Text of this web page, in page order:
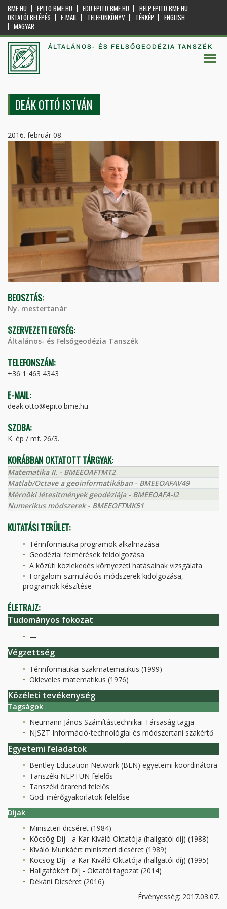
BME.HU EPITO.BME.HU EDU.EPITO.BME.HU
HELP.EPITO.BME.HU
OKTATÓI BELÉPÉS
E-MAIL TELEFONKÖNYV TÉRKÉP
ENGLISH
MAGYAR
ÁLTALÁNOS- ÉS FELSŐGEODÉZIA TANSZÉK
DEÁK OTTÓ ISTVÁN
2016. február 08.
BEOSZTÁS:
Ny. mestertanár
SZERVEZETI EGYSÉG:
Általános- és Felsőgeodézia Tanszék
TELEFONSZÁM:
+36 1 463 4343
E-MAIL:
deak.otto@epito.bme.hu
SZOBA:
K. ép / mf. 26/3.
KORÁBBAN OKTATOTT TÁRGYAK:
Matematika II. - BMEEOAFTMT2
Matlab/Octave a geoinformatikában - BMEEOAFAV49
Mérnöki létesítmények geodéziája - BMEEOAFA-I2
Numerikus módszerek - BMEEOFTMK51
KUTATÁSI TERÜLET:
Térinformatika programok alkalmazása
Geodéziai felmérések feldolgozása
A közúti közlekedés környezeti hatásainak vizsgálata
Forgalom-szimulációs módszerek kidolgozása,
programok készítése
ÉLETRAJZ:
Tudományos fokozat
—
Végzettség
Térinformatikai szakmatematikus (1999)
Okleveles matematikus (1976)
Közéleti tevékenység
Tagságok
Neumann János Számítástechnikai Társaság tagja
NJSZT Információ-technológiai és módszertani szakértő
Egyetemi feladatok
Bentley Education Network (BEN) egyetemi koordinátora
Tanszéki NEPTUN felelős
Tanszéki órarend felelős
Gödi mérőgyakorlatok felelőse
Díjak
Miniszteri dicséret (1984)
Köcsög Díj - a Kar Kiváló Oktatója (hallgatói díj) (1988)
Kiváló Munkáért miniszteri dicséret (1989)
Köcsög Díj - a Kar Kiváló Oktatója (hallgatói díj) (1995)
Hallgatókért Díj - Oktatói tagozat (2014)
Dékáni Dicséret (2016)
Érvényesség: 2017.03.07.